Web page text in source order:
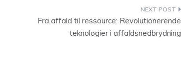
Fra affald til ressource: Revolutionerende
teknologier i affaldsnedbrydning